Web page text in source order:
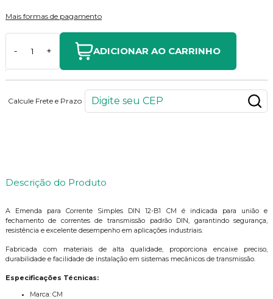
Mais formas de pagamento
- + ADICIONAR AO CARRINHO
Calcule Frete e Prazo
Descrição do Produto
A Emenda para Corrente Simples DIN 12-B1 CM é indicada para união e
fechamento de correntes de transmissão padrão DIN, garantindo segurança,
resistência e excelente desempenho em aplicações industriais.
Fabricada com materiais de alta qualidade, proporciona encaixe preciso,
durabilidade e facilidade de instalação em sistemas mecânicos de transmissão.
Especificações Técnicas:
Marca: CM